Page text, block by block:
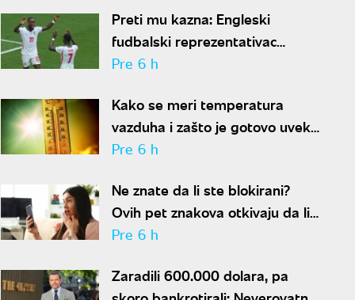
Preti mu kazna: Engleski
fudbalski reprezentativac
optužen za napad u noćnom
Pre 6 h
Kako se meri temperatura
vazduha i zašto je gotovo uvek
niža od one koju pokazuju naši
Pre 6 h
Ne znate da li ste blokirani?
Ovih pet znakova otkivaju da li
se nalazite na nečijoj "crnoj listi"
Pre 6 h
Zaradili 600.000 dolara, pa